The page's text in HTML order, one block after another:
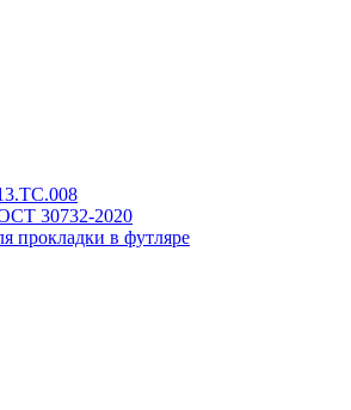
30732-2020
прокладки в футляре